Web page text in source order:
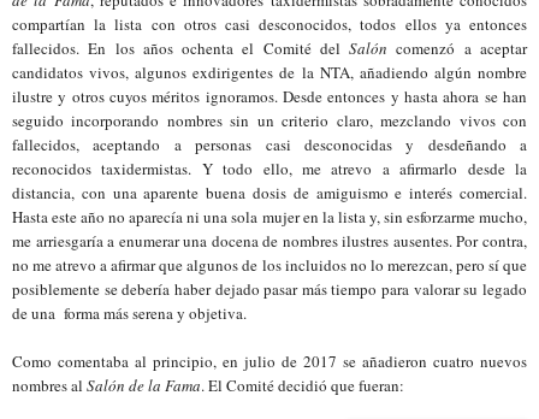
compartían la lista con otros casi desconocidos, todos ellos ya entonces
fallecidos. En los años ochenta el Comité delSalón comenzó a aceptar
candidatos vivos, algunos exdirigentes de la NTA, añadiendo algún nombre
ilustre y otros cuyos méritos ignoramos. Desde entonces y hasta ahora se han
seguido incorporando nombres sin un criterio claro, mezclando vivos con
fallecidos, aceptando a personas casi desconocidas y desdeñando a
reconocidos taxidermistas. Y todo ello, me atrevo a afirmarlo desde la
distancia, con una aparente buena dosis de amiguismo e interés comercial.
Hasta este año noaparecía ni una sola mujer en la lista y, sin esforzarme mucho,
me arriesgaría a enumerar una docena de nombres ilustres ausentes. Por contra,
no me atrevo a afirmar que algunos de los incluidos no lo merezcan, pero sí que
posiblemente se debería haber dejado pasar más tiempo para valorar su legado
de una forma más serena y objetiva.
Como comentaba al principio, en julio de 2017 se añadieron cuatro nuevos
nombres al Salón de la Fama. El Comité decidió que fueran: